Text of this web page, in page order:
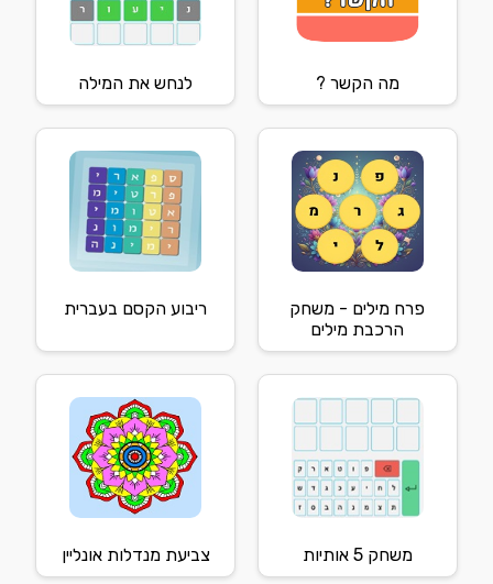
מה הקשר ? לנחש את המילה
פרח מילים - משחק
הרכבת מילים
ריבוע הקסם בעברית
משחק 5 אותיות צביעת מנדלות אונליין